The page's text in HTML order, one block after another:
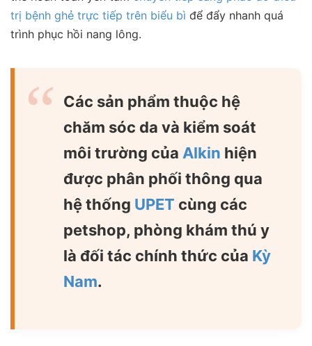
trị bệnh ghẻ trực tiếp trên biểu bì để đẩy nhanh quá
trình phục hồi nang lông.
Các sản phẩm thuộc hệ
chăm sóc da và kiểm soát
môi trường của Alkin hiện
được phân phối thông qua
hệ thống UPET cùng các
petshop, phòng khám thú y
là đối tác chính thức của Kỳ
Nam.